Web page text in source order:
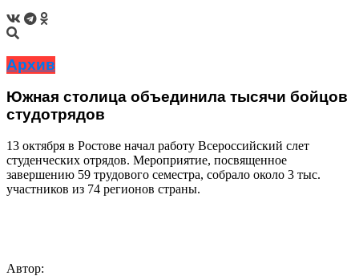
Архив
Южная столица объединила тысячи бойцов
студотрядов
13 октября в Ростове начал работу Всероссийский слет
студенческих отрядов. Мероприятие, посвященное
завершению 59 трудового семестра, собрало около 3 тыс.
участников из 74 регионов страны.
Автор: